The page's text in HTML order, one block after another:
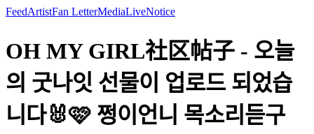
FeedArtistFan LetterMediaLiveNotice
OH MY GIRL社区帖子 - 오늘
의 굿나잇 선물이 업로드 되었습
니다🐰🩷 쩡이언니 목소리듣구